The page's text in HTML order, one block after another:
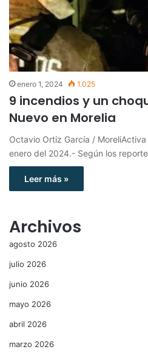
enero 1, 2024 1.025
9 incendios y un
Nuevo en Morelia
Octavio Ortiz García /
enero del 2024.- Según los
Leer más »
Archivos
agosto 2026
julio 2026
junio 2026
mayo 2026
abril 2026
marzo 2026